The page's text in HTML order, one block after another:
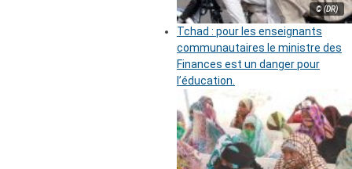
© (DR)
Tchad : pour les enseignants
communautaires le ministre des
Finances est un danger pour
l’éducation.